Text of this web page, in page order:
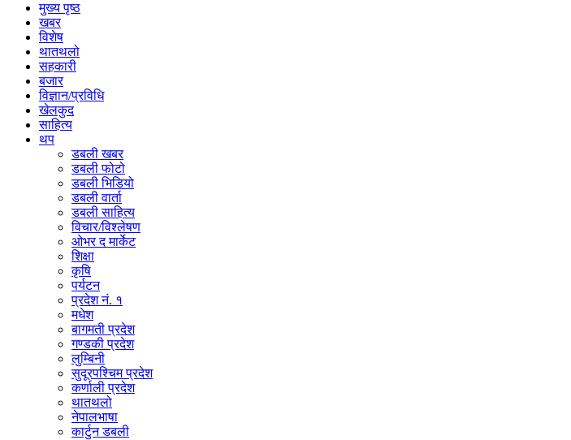
मुख्य पृष्ठ
खबर
विशेष
थातथलो
सहकारी
बजार
विज्ञान/प्रविधि
खेलकुद
साहित्य
थप
डबली खबर
डबली फोटो
डबली भिडियो
डबली वार्ता
डबली साहित्य
विचार/विश्‍लेषण
ओभर द मार्केट
शिक्षा
कृषि
पर्यटन
प्रदेश नं. १
मधेश
बागमती प्रदेश
गण्डकी प्रदेश
लुम्बिनी
सुदूरपश्चिम प्रदेश
कर्णाली प्रदेश
थातथलो
नेपालभाषा
कार्टुन डबली